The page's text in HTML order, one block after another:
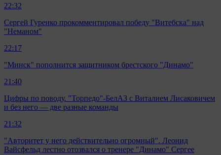
22:32
Сергей Гуренко прокомментировал победу "Витебска" над
"Неманом"
22:17
"Минск" пополнится защитником брестского "Динамо"
21:40
Цифры по поводу. "Торпедо"-БелАЗ с Виталием Лисаковичем
и без него — две разные команды
21:32
"Авторитет у него действительно огромный". Леонид
Вайсфельд лестно отозвался о тренере "Динамо" Сергее